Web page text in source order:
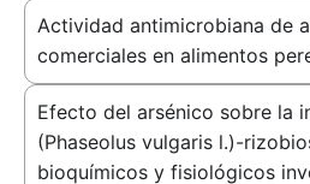
Actividad antimicrobiana de
comerciales en alimentos
Efecto del arsénico sobre la
(Phaseolus vulgaris l.)-
bioquímicos y fisiológicos